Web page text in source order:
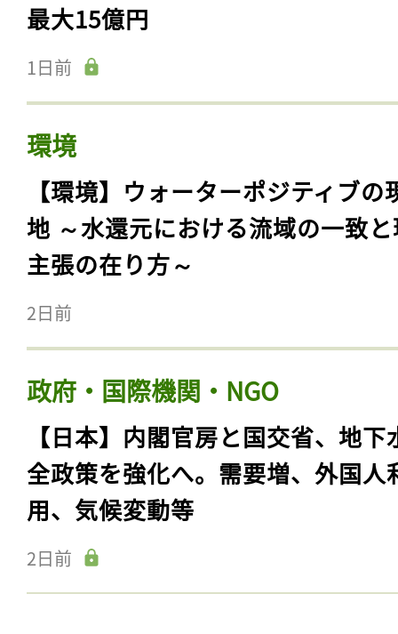
最大15億円
1日前
環境
【環境】ウォーターポジティブの
地 ～水還元における流域の一致
主張の在り方～
2日前
政府・国際機関・NGO
【日本】内閣官房と国交省、地下
全政策を強化へ。需要増、外国人
用、気候変動等
2日前